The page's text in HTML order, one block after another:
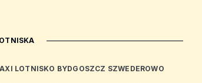
LOTNISKO BYDGOSZCZ SZWEDEROWO